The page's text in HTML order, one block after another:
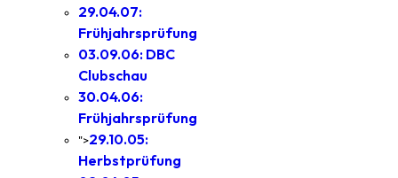
29.04.07:
Frühjahrsprüfung
03.09.06: DBC
Clubschau
30.04.06:
Frühjahrsprüfung
">29.10.05:
Herbstprüfung